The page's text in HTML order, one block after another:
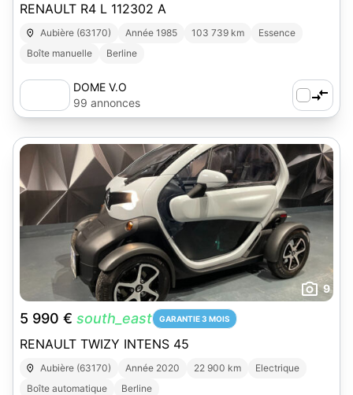
RENAULT R4 L 112302 A
Aubière (63170) Année 1985 103 739 km
Essence
Boîte manuelle
Berline
DOME V.O
99 annonces
9
5 990 € south_east GARANTIE 3 MOIS
RENAULT TWIZY INTENS 45
Aubière (63170) Année 2020 22 900 km
Electrique
Boîte automatique
Berline